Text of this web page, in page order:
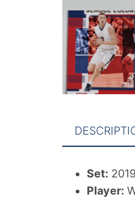
Set:
Player: